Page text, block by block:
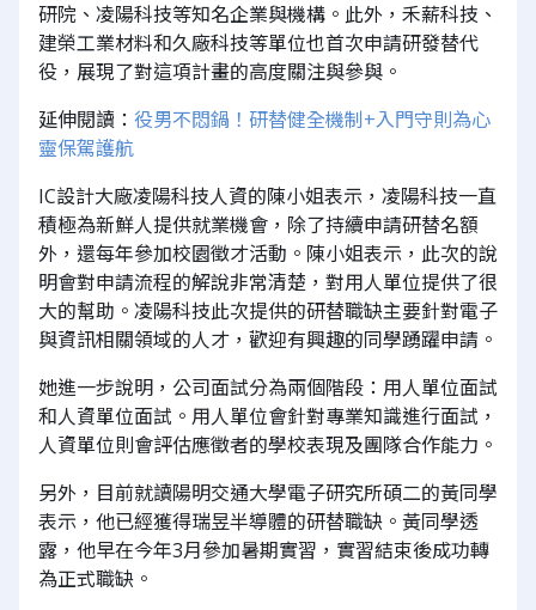
研院、凌陽科技等知名企業與機構。此外，禾薪科技、
建榮工業材料和久廠科技等單位也首次申請研發替代
役，展現了對這項計畫的高度關注與參與。
延伸閱讀： 役男不悶鍋！研替健全機制+入門守則為心
靈保駕護航
IC設計大廠凌陽科技人資的陳小姐表示，凌陽科技一直
積極為新鮮人提供就業機會，除了持續申請研替名額
外，還每年參加校園徵才活動。陳小姐表示，此次的說
明會對申請流程的解說非常清楚，對用人單位提供了很
大的幫助。凌陽科技此次提供的研替職缺主要針對電子
與資訊相關領域的人才，歡迎有興趣的同學踴躍申請。
她進一步說明，公司面試分為兩個階段：用人單位面試
和人資單位面試。用人單位會針對專業知識進行面試，
人資單位則會評估應徵者的學校表現及團隊合作能力。
另外，目前就讀陽明交通大學電子研究所碩二的黃同學
表示，他已經獲得瑞昱半導體的研替職缺。黃同學透
露，他早在今年3月參加暑期實習，實習結束後成功轉
為正式職缺。